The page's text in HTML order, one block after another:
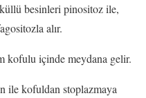
besinleri pinositoz ile,
alır.
kofulu içinde meydana gelir.
ile kofuldan stoplazmaya